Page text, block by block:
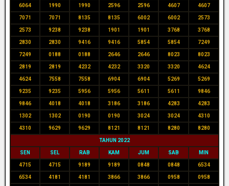
6064 1990 1990 2596 2596 4607 4607
7071 7071 8135 8135 6002 6002 2573
2573 9238 9238 1901 1901 3768 3768
2830 2830 9416 9416 5854 5854 7249
7249 0188 0188 2646 2646 8023 8023
2819 2819 4232 4232 3320 3320 4624
4624 7558 7558 6904 6904 5269 5269
9235 9235 5956 5956 5611 5611 9846
9846 4018 4018 3186 3186 4283 4283
1302 1302 0190 0190 3024 3024 4310
4310 9629 9629 8121 8121 8280 8280
TAHUN 2022
SEN SEL RAB KAM JUM SAB MIN
4715 4715 9189 9189 0848 0848 6534
6534 4181 4181 3866 3866 0958 0958